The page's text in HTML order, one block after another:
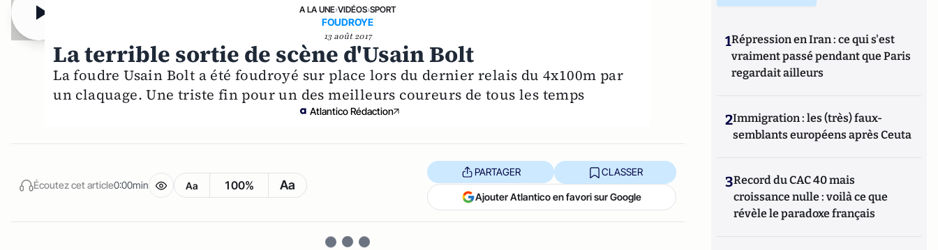
A LA UNE›VIDÉOS›SPORT
FOUDROYE
13 août 2017
La terrible sortie de scène d'Usain Bolt
La foudre Usain Bolt a été foudroyé sur place lors du dernier relais du 4x100m par
un claquage. Une triste fin pour un des meilleurs coureurs de tous les temps
Atlantico Rédaction
Écoutez cet article0:00min Aa 100% Aa
PARTAGER CLASSER
Ajouter Atlantico en favori sur Google
1Répression en Iran : ce qui s'est
vraiment passé pendant que Paris
regardait ailleurs
2Immigration : les (très) faux-
semblants européens après Ceuta
3Record du CAC 40 mais
croissance nulle : voilà ce que
révèle le paradoxe français